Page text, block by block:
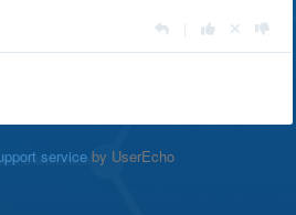
service by UserEcho